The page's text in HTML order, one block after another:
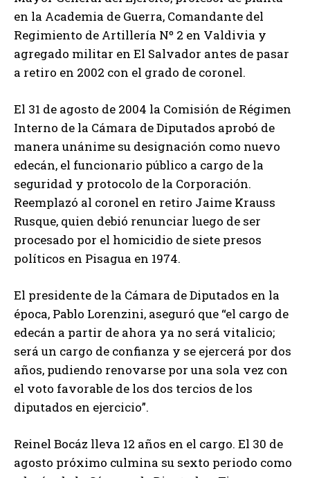
en la Academia de Guerra, Comandante del
Regimiento de Artillería Nº 2 en Valdivia y
agregado militar en El Salvador antes de pasar
a retiro en 2002 con el grado de coronel.
El 31 de agosto de 2004 la Comisión de Régimen
Interno de la Cámara de Diputados aprobó de
manera unánime su designación como nuevo
edecán, el funcionario público a cargo de la
seguridad y protocolo de la Corporación.
Reemplazó al coronel en retiro Jaime Krauss
Rusque, quien debió renunciar luego de ser
procesado por el homicidio de siete presos
políticos en Pisagua en 1974.
El presidente de la Cámara de Diputados en la
época, Pablo Lorenzini, aseguró que “el cargo de
edecán a partir de ahora ya no será vitalicio;
será un cargo de confianza y se ejercerá por dos
años, pudiendo renovarse por una sola vez con
el voto favorable de los dos tercios de los
diputados en ejercicio”.
Reinel Bocáz lleva 12 años en el cargo. El 30 de
agosto próximo culmina su sexto periodo como